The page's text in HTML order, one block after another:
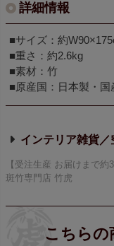
詳細情報
■サイズ：約
■重さ：約2.6kg
■素材：竹
■原産国：日本製・国
インテリア雑貨／
【受注生産 お届けまで
斑竹専門店 竹虎